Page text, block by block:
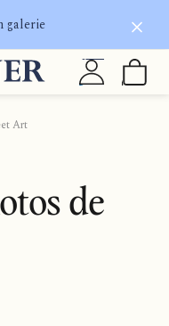
galerie
Art
de